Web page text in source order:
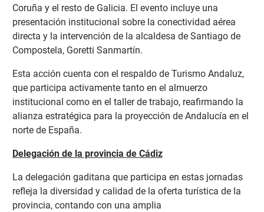
Coruña y el resto de Galicia. El evento incluye una
presentación institucional sobre la conectividad aérea
directa y la intervención de la alcaldesa de Santiago de
Compostela, Goretti Sanmartín.
Esta acción cuenta con el respaldo de Turismo Andaluz,
que participa activamente tanto en el almuerzo
institucional como en el taller de trabajo, reafirmando la
alianza estratégica para la proyección de Andalucía en el
norte de España.
Delegación de la provincia de Cádiz
La delegación gaditana que participa en estas jornadas
refleja la diversidad y calidad de la oferta turística de la
provincia, contando con una amplia